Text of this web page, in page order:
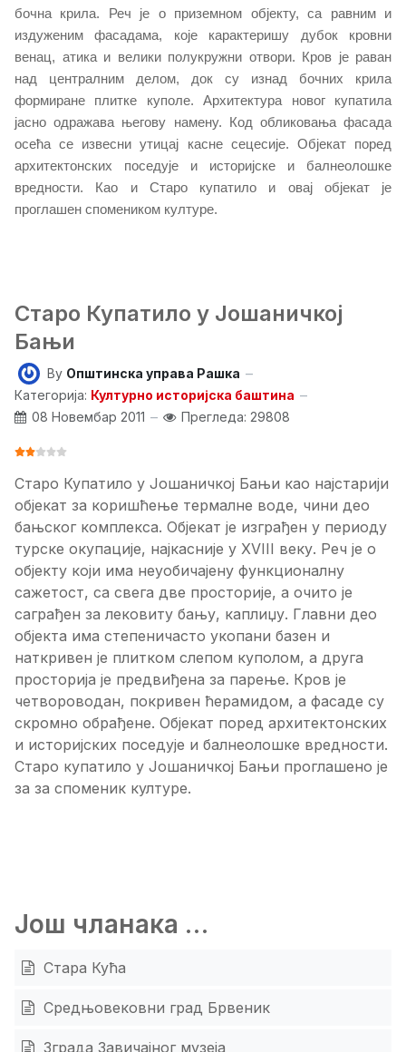
бочна крила. Реч је о приземном објекту, са равним и
издуженим фасадама, које карактеришу дубок кровни
венац, атика и велики полукружни отвори. Кров је раван
над централним делом, док су изнад бочних крила
формиране плитке куполе. Архитектура новог купатила
јасно одражава његову намену. Код обликовања фасада
осећа се извесни утицај касне сецесије. Објекат поред
архитектонских поседује и историјске и балнеолошке
вредности. Као и Старо купатило и овај објекат је
проглашен спомеником културе.
Старо Купатило у Јошаничкој
Бањи
By Општинска управа Рашка
Категорија: Културно историјска баштина
08 Новембар 2011
Прегледа: 29808
ОЦЕНА КОРИСНИКА:
Старо Купатило у Јошаничкој Бањи као најстарији
објекат за коришћење термалне воде, чини део
бањског комплекса. Објекат је изграђен у периоду
турске окупације, најкасније у XVIII веку. Реч је о
објекту који има неуобичајену функционалну
сажетост, са свега две просторије, а очито је
саграђен за лековиту бању, каплиџу. Главни део
објекта има степеничасто укопани базен и
наткривен је плитком слепом куполом, а друга
просторија је предвиђена за парење. Кров је
четвороводан, покривен ћерамидом, а фасаде су
скромно обрађене. Објекат поред архитектонских
и историјских поседује и балнеолошке вредности.
Старо купатило у Јошаничкој Бањи проглашено је
за за споменик културе.
Још чланака …
Стара Кућа
Средњовековни град Брвеник
Зграда Завичајног музеја